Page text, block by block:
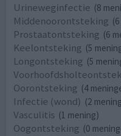
Urineweginfectie (8
Middenoorontsteking
Prostaatontsteking (6
Keelontsteking (5
Longontsteking (5
Oorontsteking (4
Infectie (wond) (2
Vasculitis (1 mening)
Oogontsteking (0